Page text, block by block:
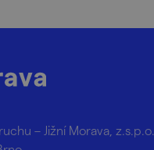
– Jižní Morava, z.s.p.o.